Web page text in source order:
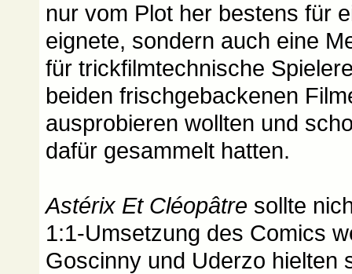
nur vom Plot her bestens für
eignete, sondern auch eine
für trickfilmtechnische
beiden frischgebackenen
ausprobieren wollten und
dafür gesammelt hatten.
Astérix Et Cléopâtre sollte
1:1-Umsetzung des Comics
Goscinny und Uderzo hielten